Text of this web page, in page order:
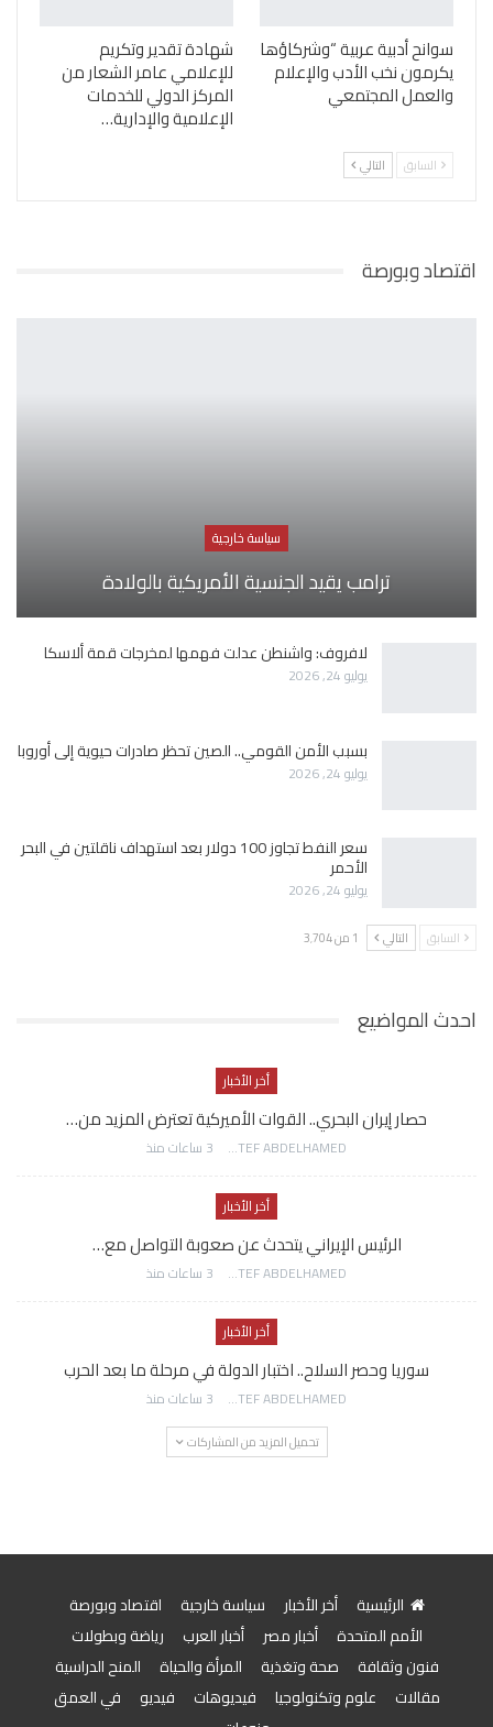
سوانح أدبية عربية “وشركاؤها
يكرمون نخب الأدب والإعلام
والعمل المجتمعي
شهادة تقدير وتكريم
للإعلامي عامر الشعار من
المركز الدولي للخدمات
الإعلامية والإدارية…
السابق التالي
اقتصاد وبورصة
سياسة خارجية
ترامب يقيد الجنسية الأمريكية بالولادة
لافروف: واشنطن عدلت فهمها لمخرجات قمة ألاسكا
يوليو 24, 2026
بسبب الأمن القومي.. الصين تحظر صادرات حيوية إلى أوروبا
يوليو 24, 2026
سعر النفط تجاوز 100 دولار بعد استهداف ناقلتين في البحر
الأحمر
يوليو 24, 2026
السابق التالي 1 من 3٬704
احدث المواضيع
أخر الأخبار
حصار إيران البحري.. القوات الأميركية تعترض المزيد من…
AWATEF ABDELHAMED 3 ساعات منذ
أخر الأخبار
الرئيس الإيراني يتحدث عن صعوبة التواصل مع…
AWATEF ABDELHAMED 3 ساعات منذ
أخر الأخبار
سوريا وحصر السلاح.. اختبار الدولة في مرحلة ما بعد الحرب
AWATEF ABDELHAMED 3 ساعات منذ
تحميل المزيد من المشاركات
الرئيسية أخر الأخبار سياسة خارجية
اقتصاد وبورصة
الأمم المتحدة
أخبار مصر أخبار العرب
رياضة وبطولات
فنون وثقافة
صحة وتغذية المرأة والحياة
المنح الدراسية
مقالات
علوم وتكنولوجيا فيديوهات فيديو
في العمق